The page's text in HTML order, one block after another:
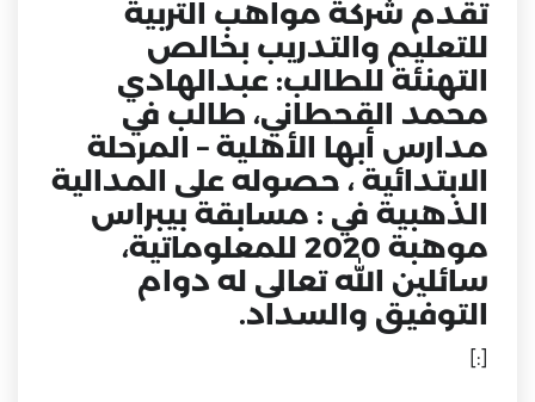
تقدم شركة مواهب التربية
للتعليم والتدريب بخالص
التهنئة للطالب: عبدالهادي
محمد القحطاني، طالب في
مدارس أبها الأهلية – المرحلة
الابتدائية ، حصوله على المدالية
الذهبية في : مسابقة بيبراس
موهبة 2020 للمعلوماتية،
سائلين الله تعالى له دوام
التوفيق والسداد.
[:]